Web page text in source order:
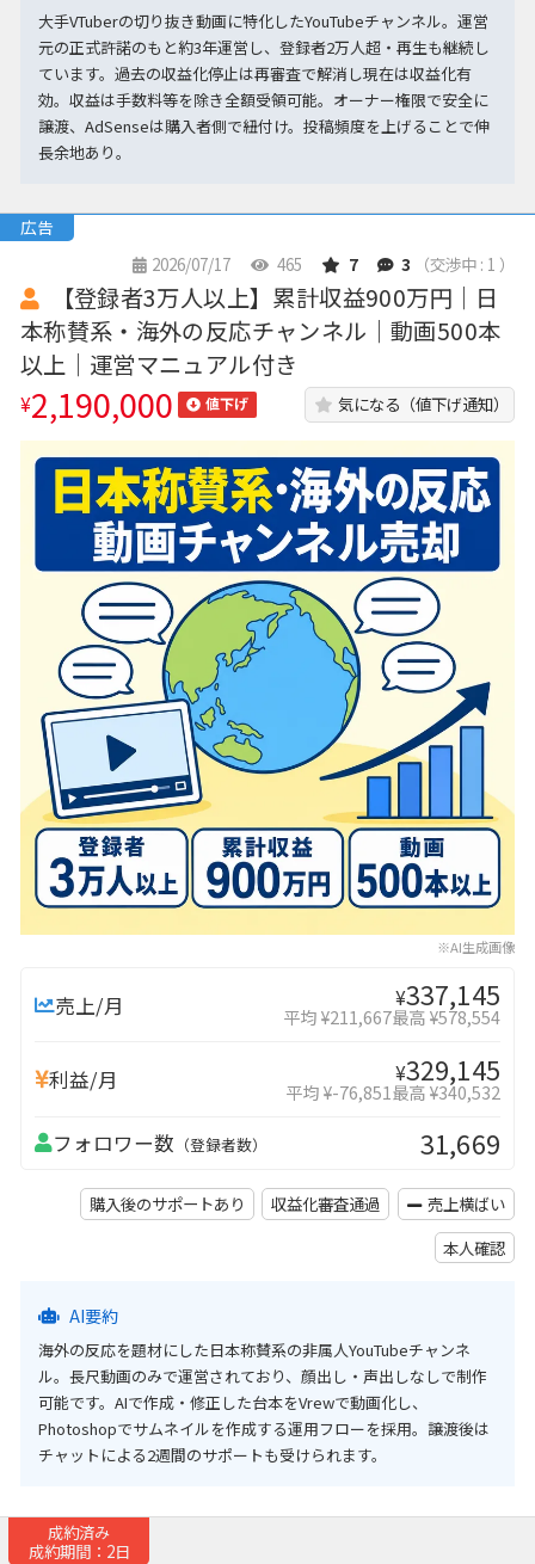
大手VTuberの切り抜き動画に特化したYouTubeチャンネル。運営
元の正式許諾のもと約3年運営し、登録者2万人超・再生も継続し
ています。過去の収益化停止は再審査で解消し現在は収益化有
効。収益は手数料等を除き全額受領可能。オーナー権限で安全に
譲渡、AdSenseは購入者側で紐付け。投稿頻度を上げることで伸
長余地あり。
広告
2026/07/17
465 7 3 （交渉中 : 1 ）
※AI生成画像
【登録者3万人以上】累計収益900万円｜日
本称賛系・海外の反応チャンネル｜動画500本
以上｜運営マニュアル付き
¥2,190,000 値下げ 気になる（値下げ通知）
売上/月 ¥337,145
平均 ¥211,667最高 ¥578,554
利益/月 ¥329,145
平均 ¥-76,851最高 ¥340,532
フォロワー数 （登録者数） 31,669
購入後のサポートあり 収益化審査通過
売上横ばい
本人確認
AI要約
海外の反応を題材にした日本称賛系の非属人YouTubeチャンネ
ル。長尺動画のみで運営されており、顔出し・声出しなしで制作
可能です。AIで作成・修正した台本をVrewで動画化し、
Photoshopでサムネイルを作成する運用フローを採用。譲渡後は
チャットによる2週間のサポートも受けられます。
成約済み
成約期間：2日